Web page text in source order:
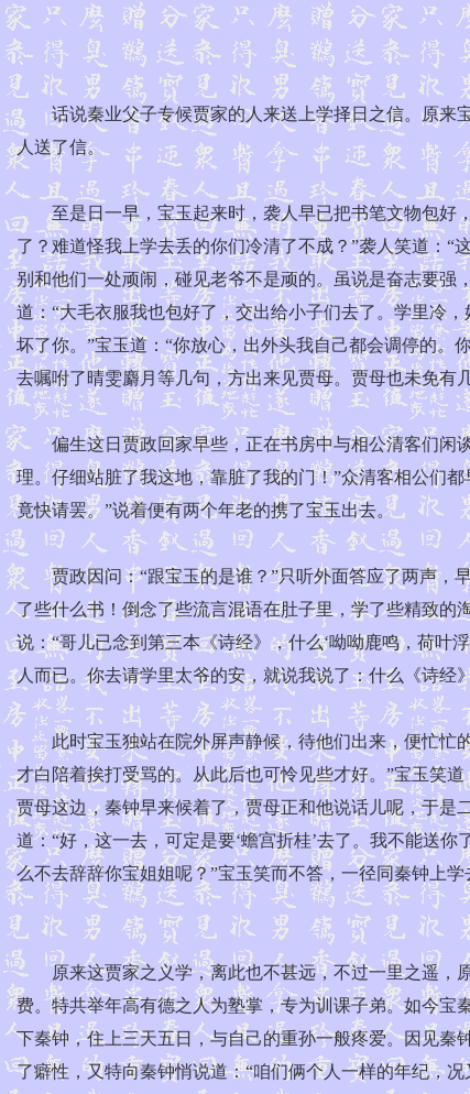
话说秦业父子专候贾家的人来送上学择日之信。原来宝
人送了信。
至是日一早，宝玉起来时，袭人早已把书笔文物包好，
了？难道怪我上学去丢的你们冷清了不成？”袭人笑道：“
别和他们一处顽闹，碰见老爷不是顽的。虽说是奋志要强
道：“大毛衣服我也包好了，交出给小子们去了。学里冷
坏了你。”宝玉道：“你放心，出外头我自己都会调停的。
去嘱咐了晴雯麝月等几句，方出来见贾母。贾母也未免有
偏生这日贾政回家早些，正在书房中与相公清客们闲谈
理。仔细站脏了我这地，靠脏了我的门！”众清客相公们
竟快请罢。”说着便有两个年老的携了宝玉出去。
贾政因问：“跟宝玉的是谁？”只听外面答应了两声，早
了些什么书！倒念了些流言混语在肚子里，学了些精致的
说：“哥儿已念到第三本《诗经》，什么‘呦呦鹿鸣，荷叶
人而已。你去请学里太爷的安，就说我说了：什么《诗经
此时宝玉独站在院外屏声静候，待他们出来，便忙忙的
才白陪着挨打受骂的。从此后也可怜见些才好。”宝玉笑
贾母这边，秦钟早来候着了，贾母正和他说话儿呢，于
道：“好，这一去，可定是要‘蟾宫折桂’去了。我不能送
么不去辞辞你宝姐姐呢？”宝玉笑而不答，一径同秦钟上学
原来这贾家之义学，离此也不甚远，不过一里之遥，原
费。特共举年高有德之人为塾掌，专为训课子弟。如今宝
下秦钟，住上三天五日，与自己的重孙一般疼爱。因见
了癖性，又特向秦钟悄说道：“咱们俩个人一样的年纪，